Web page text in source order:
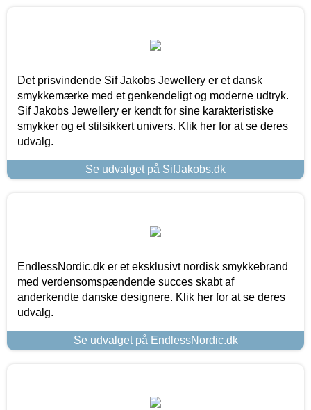
Det prisvindende Sif Jakobs Jewellery er et dansk
smykkemærke med et genkendeligt og moderne udtryk.
Sif Jakobs Jewellery er kendt for sine karakteristiske
smykker og et stilsikkert univers. Klik her for at se deres
udvalg.
Se udvalget på SifJakobs.dk
EndlessNordic.dk er et eksklusivt nordisk smykkebrand
med verdensomspændende succes skabt af
anderkendte danske designere. Klik her for at se deres
udvalg.
Se udvalget på EndlessNordic.dk